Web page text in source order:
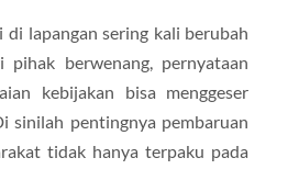
di lapangan sering kali berubah
pihak berwenang, pernyataan
kebijakan bisa menggeser
sinilah pentingnya pembaruan
tidak hanya terpaku pada